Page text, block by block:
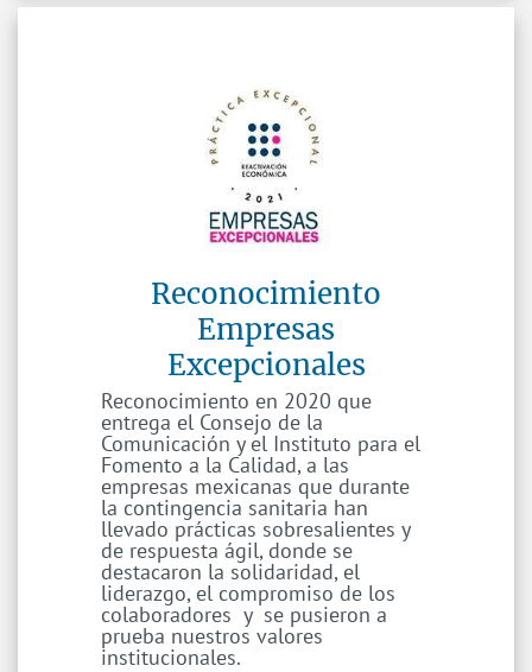
Reconocimiento
Empresas
Excepcionales
Reconocimiento en 2020 que
entrega el Consejo de la
Comunicación y el Instituto para el
Fomento a la Calidad, a las
empresas mexicanas que durante
la contingencia sanitaria han
llevado prácticas sobresalientes y
de respuesta ágil, donde se
destacaron la solidaridad, el
liderazgo, el compromiso de los
colaboradores y se pusieron a
prueba nuestros valores
institucionales.